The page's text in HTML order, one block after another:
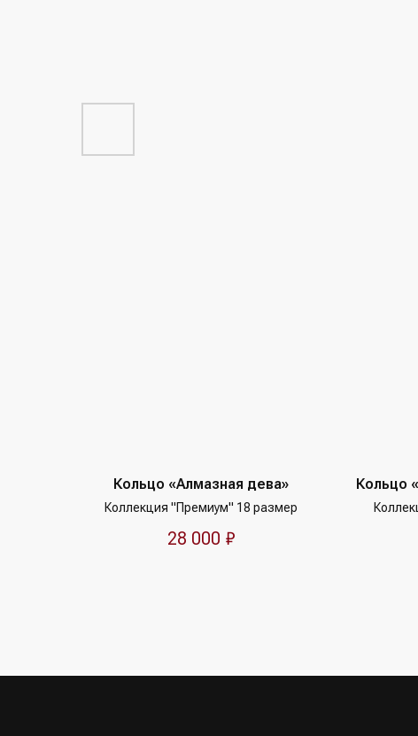
Кольцо «Алмазная дева»
Коллекция "Премиум" 18 размер
28 000 ₽
Кольцо